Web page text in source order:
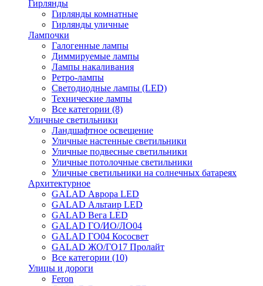
Гирлянды
Гирлянды комнатные
Гирлянды уличные
Лампочки
Галогенные лампы
Диммируемые лампы
Лампы накаливания
Ретро-лампы
Светодиодные лампы (LED)
Технические лампы
Все категории (8)
Уличные светильники
Ландшафтное освещение
Уличные настенные светильники
Уличные подвесные светильники
Уличные потолочные светильники
Уличные светильники на солнечных батареях
Архитектурное
GALAD Аврора LED
GALAD Альтаир LED
GALAD Вега LED
GALAD ГО/ИО/ЛО04
GALAD ГО04 Кососвет
GALAD ЖО/ГО17 Пролайт
Все категории (10)
Улицы и дороги
Feron